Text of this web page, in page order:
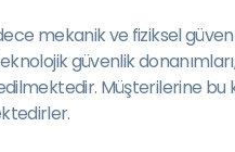
mekanik ve fiziksel
güvenlik
Müşterilerine